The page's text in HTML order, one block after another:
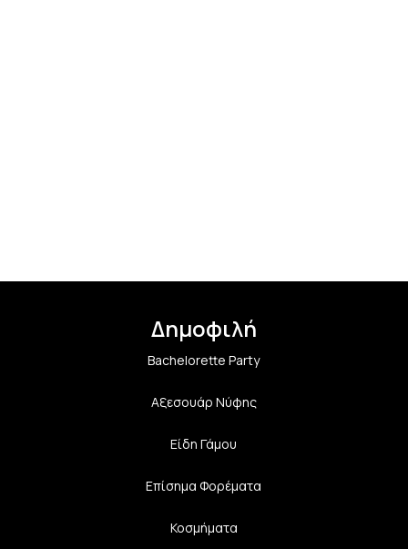
Δημοφιλή
Bachelorette Party
Αξεσουάρ Νύφης
Είδη Γάμου
Επίσημα Φορέματα
Κοσμήματα